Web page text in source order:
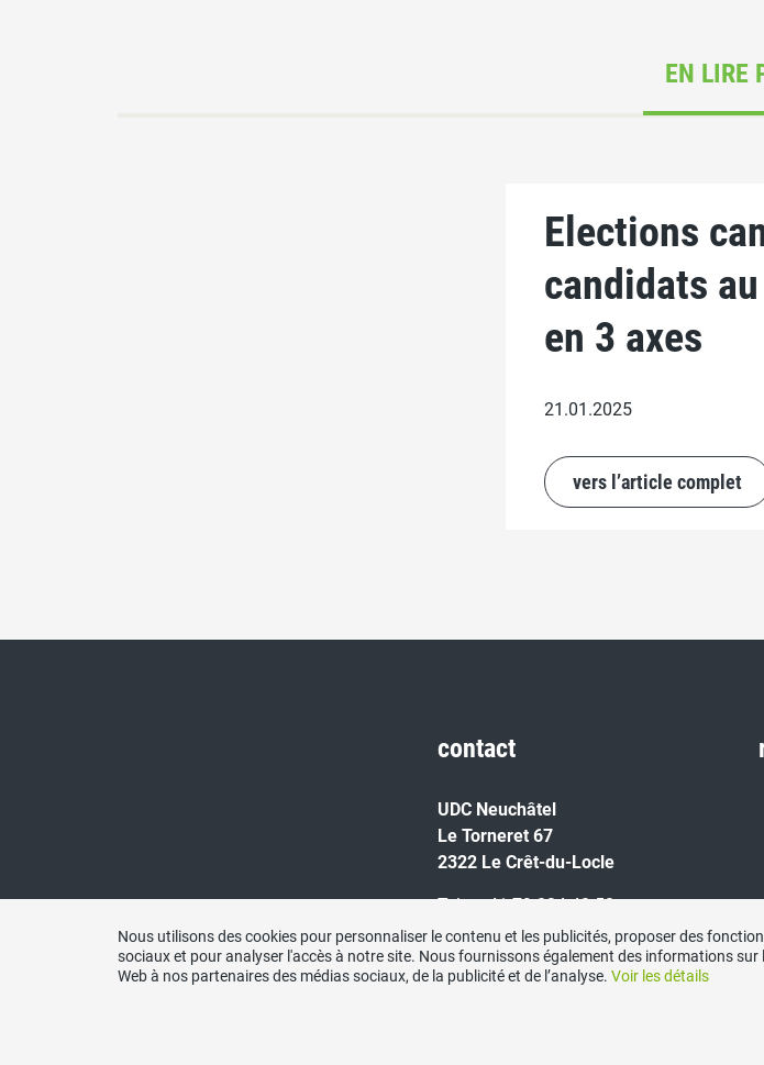
EN LIRE
Elections
candidats
en 3 axes
21.01.2025
vers l’article complet
contact
UDC Neuchâtel
Le Torneret 67
2322 Le Crêt-du-Locle
Tel. : +41 79 834 42 52
Mail : secretariat@udc-ne.ch
Nous utilisons des cookies pour personnaliser le contenu et les publicités, proposer des
sociaux et pour analyser l'accès à notre site. Nous fournissons également des informations
Web à nos partenaires des médias sociaux, de la publicité et de l’analyse. Voir les détails